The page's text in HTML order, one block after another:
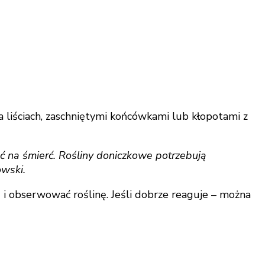
zaschniętymi końcówkami lub kłopotami z
na śmierć. Rośliny doniczkowe potrzebują
roślinę. Jeśli dobrze reaguje – można